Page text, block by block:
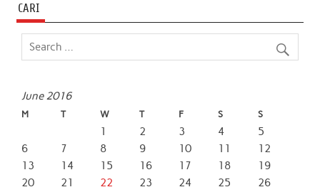
CARI
June 2016
M T W T F S S
1 2 3 4
5
6
7 8 9 10 11
12
13
14 15 16 17 18
19
20
21 22 23 24 25
26